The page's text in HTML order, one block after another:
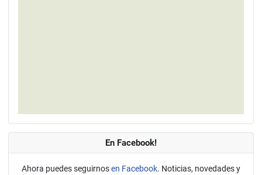
En Facebook!
Ahora puedes seguirnosen Facebook. Noticias, novedades y